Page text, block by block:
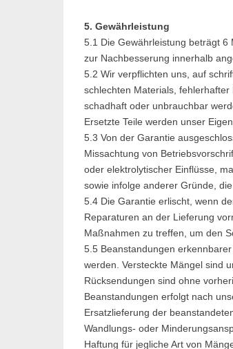
5. Gewährleistung
5.1 Die Gewährleistung beträgt
zur Nachbesserung innerhalb
5.2 Wir verpflichten uns, auf
schlechten Materials,
schadhaft oder unbrauchbar
Ersetzte Teile werden unser
5.3 Von der Garantie
Missachtung von
oder elektrolytischer Einflüsse,
sowie infolge anderer Gründe,
5.4 Die Garantie erlischt, wenn
Reparaturen an der Lieferung
Maßnahmen zu treffen, um den
5.5 Beanstandungen
werden. Versteckte Mängel sind
Rücksendungen sind ohne
Beanstandungen erfolgt nach
Ersatzlieferung der
Wandlungs- oder
Haftung für jegliche Art von